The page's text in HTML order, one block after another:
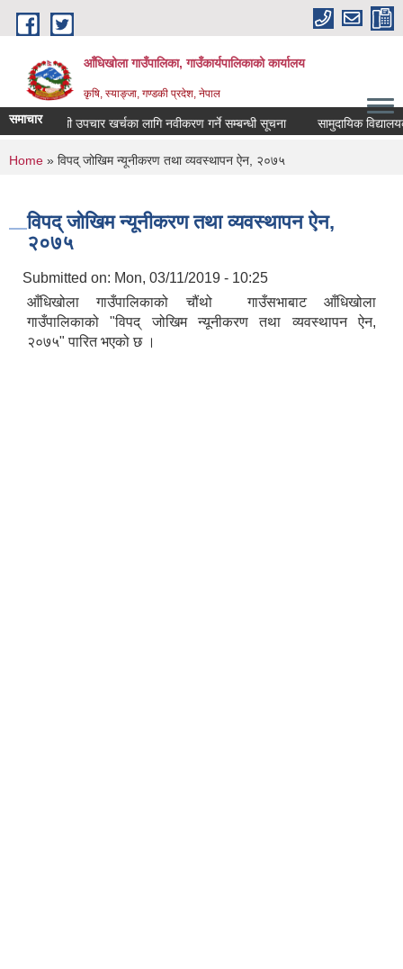
Skip to main content
आँधिखोला गाउँपालिका, गाउँकार्यपालिकाको कार्यालय
कृषि, स्याङ्जा, गण्डकी प्रदेश, नेपाल
समाचारऔषधी उपचार खर्चका लागि नवीकरण गर्ने सम्बन्धी सूचना सामुदायिक
You are here
Home » विपद् जोखिम न्यूनीकरण तथा व्यवस्थापन ऐन, २०७५
विपद् जोखिम न्यूनीकरण तथा व्यवस्थापन ऐन,
२०७५
Submitted on: Mon, 03/11/2019 - 10:25
आँधिखोला गाउँपालिकाको चौंथो गाउँसभाबाट आँधिखोला
गाउँपालिकाको "विपद् जोखिम न्यूनीकरण तथा व्यवस्थापन ऐन,
२०७५" पारित भएको छ ।